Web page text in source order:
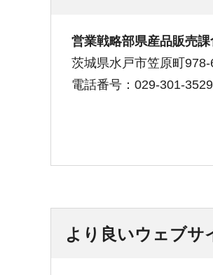
営業戦略部県産品販売
茨城県水戸市笠原町978-
電話番号：029-301-3529
より良いウェブサ